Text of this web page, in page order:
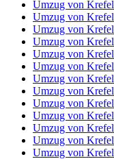
Umzug von
Umzug von
Umzug von
Umzug von
Umzug von
Umzug von
Umzug von
Umzug von
Umzug von
Umzug von
Umzug von
Umzug von
Umzug von